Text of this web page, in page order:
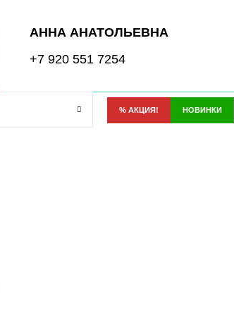
АННА АНАТОЛЬЕВНА
+7 920 551 7254
% АКЦИЯ! НОВИНКИ